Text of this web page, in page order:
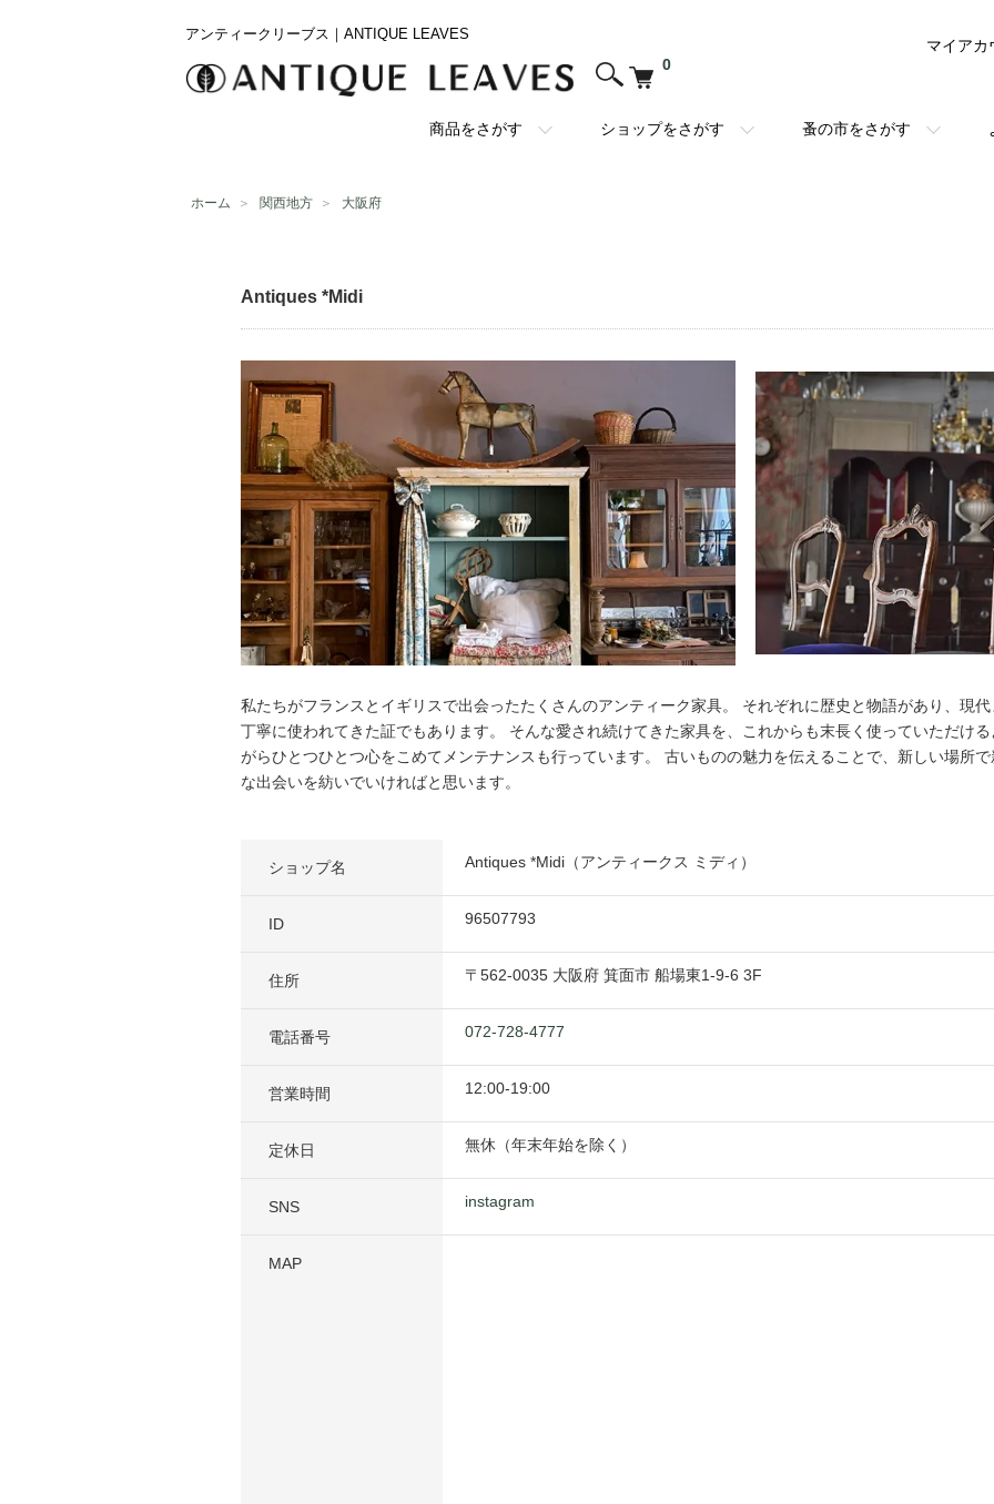
アンティークリーブス｜ANTIQUE LEAVES
0
商品をさがす ショップをさがす 蚤の市をさがす
マイアカ
ホーム ＞ 関西地方 ＞ 大阪府
Antiques *Midi
私たちがフランスとイギリスで出会ったたくさんのアンティーク家具。 それぞれに歴史と物語があり、現
丁寧に使われてきた証でもあります。 そんな愛され続けてきた家具を、これからも末長く使っていただけ
がらひとつひとつ心をこめてメンテナンスも行っています。 古いものの魅力を伝えることで、新しい場所
な出会いを紡いでいければと思います。
ショップ名 Antiques *Midi（アンティークス ミディ）
ID 96507793
住所 〒 562-0035 大阪府 箕面市 船場東1-9-6 3F
電話番号 072-728-4777
営業時間 12:00-19:00
定休日 無休 （年末年始を除く）
SNS instagram
MAP